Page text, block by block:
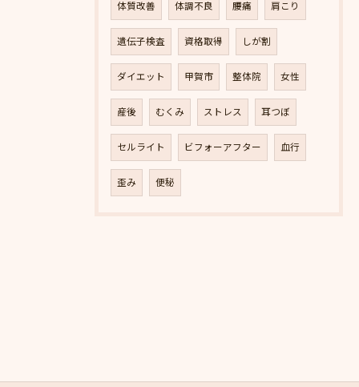
体質改善 体調不良 腰痛 肩こり
遺伝子検査 資格取得 しが割
ダイエット 甲賀市 整体院 女性
産後 むくみ ストレス 耳つぼ
セルライト ビフォーアフター 血行
歪み 便秘